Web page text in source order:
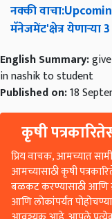
नक्कीवाचा
मॅनेजमेंट'क्षेत्रयेणाऱ्या3
English Summary:
in nashik to student
Published on:18
कृषी
प्रिय वाचक, आमच्यात
आमच्यासाठी कृषी
बळकट करण्यासाठी आणि
आणि लोकांपर्यंत